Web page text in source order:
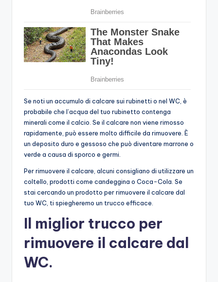
Se noti un accumulo di calcare sui rubinetti o nel WC, è
probabile che l’acqua del tuo rubinetto contenga
minerali come il calcio. Se il calcare non viene rimosso
rapidamente, può essere molto difficile da rimuovere. È
un deposito duro e gessoso che può diventare marrone o
verde a causa di sporco e germi.
Per rimuovere il calcare, alcuni consigliano di utilizzare un
coltello, prodotti come candeggina o Coca-Cola. Se
stai cercando un prodotto per rimuovere il calcare dal
tuo WC, ti spiegheremo un trucco efficace.
Il miglior trucco per
rimuovere il calcare dal
WC.